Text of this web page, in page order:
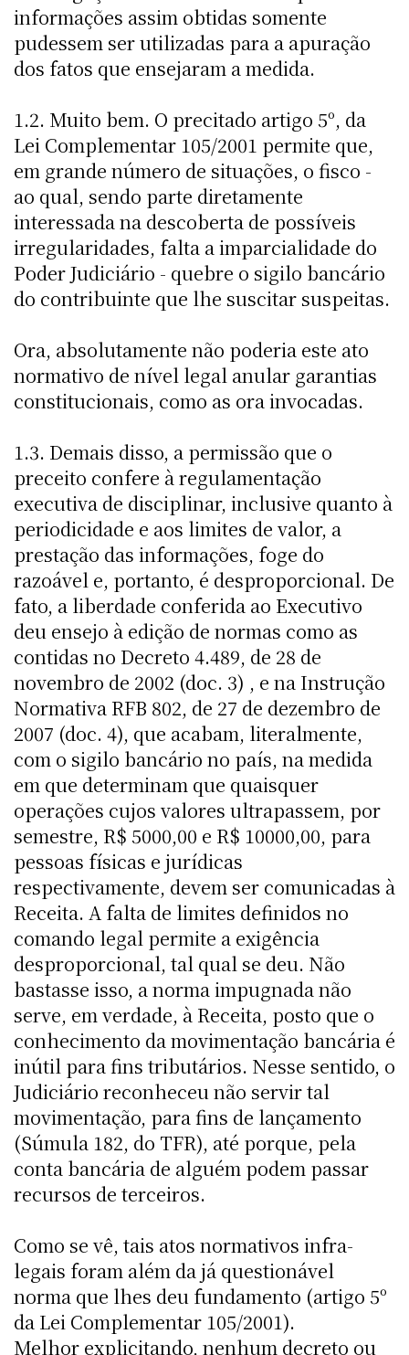
informações assim obtidas somente
pudessem ser utilizadas para a apuração
dos fatos que ensejaram a medida.
1.2. Muito bem. O precitado artigo 5º, da
Lei Complementar 105/2001 permite que,
em grande número de situações, o fisco -
ao qual, sendo parte diretamente
interessada na descoberta de possíveis
irregularidades, falta a imparcialidade do
Poder Judiciário - quebre o sigilo bancário
do contribuinte que lhe suscitar suspeitas.
Ora, absolutamente não poderia este ato
normativo de nível legal anular garantias
constitucionais, como as ora invocadas.
1.3. Demais disso, a permissão que o
preceito confere à regulamentação
executiva de disciplinar, inclusive quanto à
periodicidade e aos limites de valor, a
prestação das informações, foge do
razoável e, portanto, é desproporcional. De
fato, a liberdade conferida ao Executivo
deu ensejo à edição de normas como as
contidas no Decreto 4.489, de 28 de
novembro de 2002 (doc. 3) , e na Instrução
Normativa RFB 802, de 27 de dezembro de
2007 (doc. 4), que acabam, literalmente,
com o sigilo bancário no país, na medida
em que determinam que quaisquer
operações cujos valores ultrapassem, por
semestre, R$ 5000,00 e R$ 10000,00, para
pessoas físicas e jurídicas
respectivamente, devem ser comunicadas à
Receita. A falta de limites definidos no
comando legal permite a exigência
desproporcional, tal qual se deu. Não
bastasse isso, a norma impugnada não
serve, em verdade, à Receita, posto que o
conhecimento da movimentação bancária é
inútil para fins tributários. Nesse sentido, o
Judiciário reconheceu não servir tal
movimentação, para fins de lançamento
(Súmula 182, do TFR), até porque, pela
conta bancária de alguém podem passar
recursos de terceiros.
Como se vê, tais atos normativos infra-
legais foram além da já questionável
norma que lhes deu fundamento (artigo 5º
da Lei Complementar 105/2001).
Melhor explicitando, nenhum decreto ou